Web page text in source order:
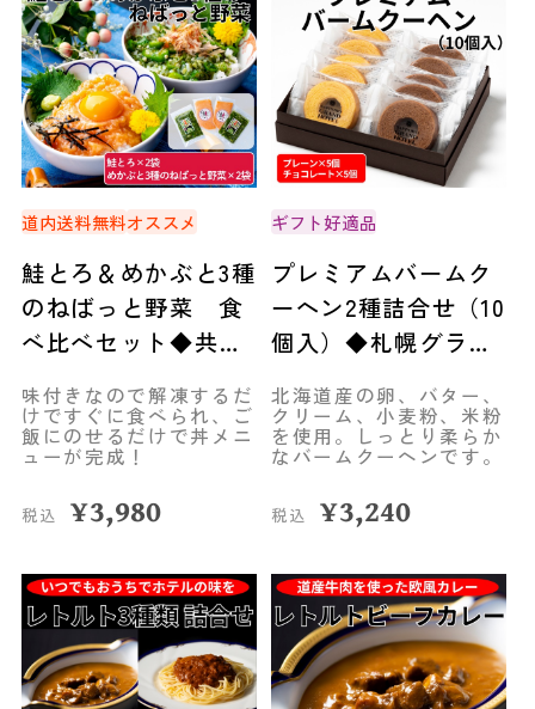
道内送料無料オススメ
鮭とろ＆めかぶと3種
のねばっと野菜 食
べ比べセット◆共栄
味付きなので解凍するだ
けですぐに食べられ、ご
飯にのせるだけで丼メニ
ューが完成！
税込 ¥3,980
ギフト好適品
プレミアムバームク
ーヘン2種詰合せ（10
個入）◆札幌グラン
北海道産の卵、バター、
クリーム、小麦粉、米粉
を使用。しっとり柔らか
なバームクーヘンです。
税込 ¥3,240